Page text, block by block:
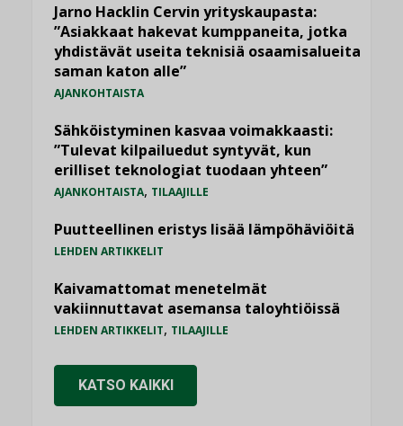
Jarno Hacklin Cervin yrityskaupasta:
”Asiakkaat hakevat kumppaneita, jotka
yhdistävät useita teknisiä osaamisalueita
saman katon alle”
AJANKOHTAISTA
Sähköistyminen kasvaa voimakkaasti:
”Tulevat kilpailuedut syntyvät, kun
erilliset teknologiat tuodaan yhteen”
AJANKOHTAISTA, TILAAJILLE
Puutteellinen eristys lisää lämpöhäviöitä
LEHDEN ARTIKKELIT
Kaivamattomat menetelmät
vakiinnuttavat asemansa taloyhtiöissä
LEHDEN ARTIKKELIT, TILAAJILLE
KATSO KAIKKI